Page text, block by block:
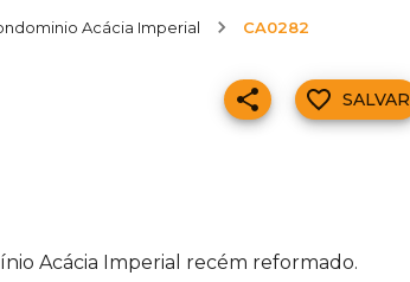
Acácia Imperial CA0282
Acácia Imperial recém reformado.
SALVAR